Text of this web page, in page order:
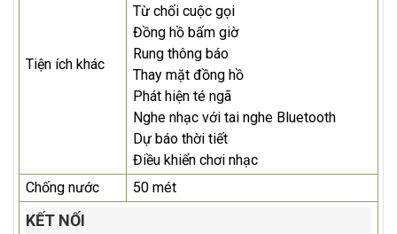
Tiện ích khác
Từ chối cuộc gọi
Đồng hồ bấm giờ
Rung thông báo
Thay mặt đồng hồ
Phát hiện té ngã
Nghe nhạc với tai nghe Bluetooth
Dự báo thời tiết
Điều khiển chơi nhạc
Chống nước
50 mét
KẾT NỐI